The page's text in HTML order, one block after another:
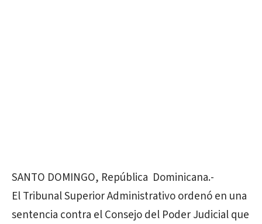
SANTO DOMINGO, República Dominicana.-
ElTribunal Superior Administrativo ordenó en una
sentencia contra el Consejo del Poder Judicial que